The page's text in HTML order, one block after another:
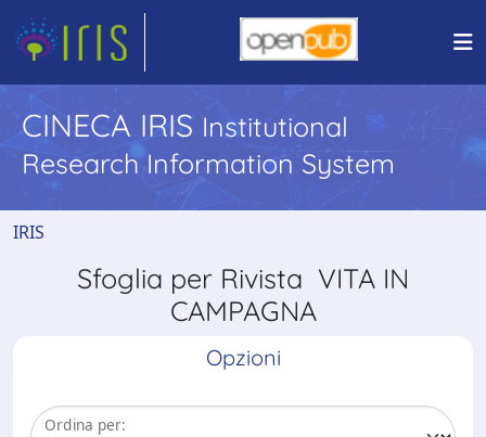
CINECA IRIS Institutional
Research Information System
IRIS
Sfoglia per Rivista VITA IN
CAMPAGNA
Opzioni
Ordina per: